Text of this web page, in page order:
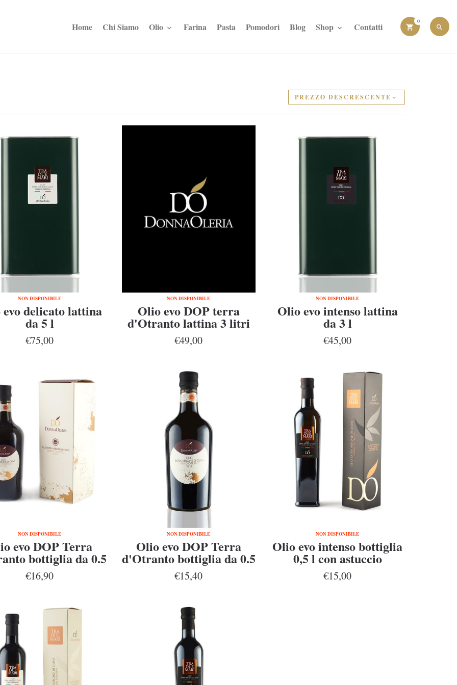
0
Home Chi Siamo Olio Farina Pasta Pomodori Blog Shop Contatti
PREZZO DESCRESCENTE
NON DISPONIBILE
delicato lattina
da 5 l
€75,00
NON DISPONIBILE
Olio evo DOP terra
d'Otranto lattina 3 litri
€49,00
NON DISPONIBILE
Olio evo intenso lattina
da 3 l
€45,00
NON DISPONIBILE
evo DOP Terra
bottiglia da 0.5
l in astuccio
€16,90
NON DISPONIBILE
Olio evo DOP Terra
d'Otranto bottiglia da 0.5
l
€15,40
NON DISPONIBILE
Olio evo intenso bottiglia
0,5 l con astuccio
€15,00